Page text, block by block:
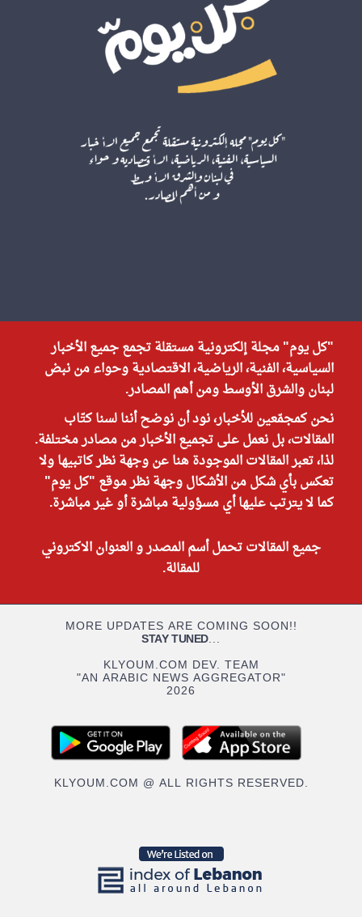
"كل يوم" مجلة إلكترونية مستقلة تجمع جميع الأخبار
السياسية، الفنية، الرياضية، الاقتصادية وحواء من نبض
لبنان والشرق الأوسط ومن أهم المصادر.
نحن كمجمّعين للأخبار، نود أن نوضح أننا لسنا كتّاب
المقالات، بل نعمل على تجميع الأخبار من مصادر مختلفة.
لذا، تعبر المقالات الموجودة هنا عن وجهة نظر كاتبيها ولا
تعكس بأي شكل من الأشكال وجهة نظر موقع "كل يوم"
كما لا يترتب عليها أي مسؤولية مباشرة أو غير مباشرة.
جميع المقالات تحمل أسم المصدر و العنوان الاكتروني
للمقالة.
MORE UPDATES ARE COMING SOON!!
STAY TUNED...
KLYOUM.COM DEV. TEAM
"AN ARABIC NEWS AGGREGATOR"
2026
KLYOUM.COM @ ALL RIGHTS RESERVED.